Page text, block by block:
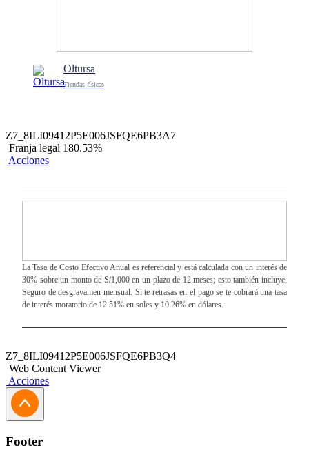
Oltursa
Tiendas físicas
Z7_8ILI09412P5E006JSFQE6PB3A7
Franja legal 180.53%
Acciones
La Tasa de Costo Efectivo Anual es referencial y está calculada con un interés de
30% sobre un monto de S/1,000 en un plazo de 12 meses; esto también incluye,
Seguro de desgravamen mensual. Si te retrasas en el pago se te cobrará una tasa
de interés moratorio de 12.51% en soles y 10.26% en dólares.
Z7_8ILI09412P5E006JSFQE6PB3Q4
Web Content Viewer
Acciones
Footer